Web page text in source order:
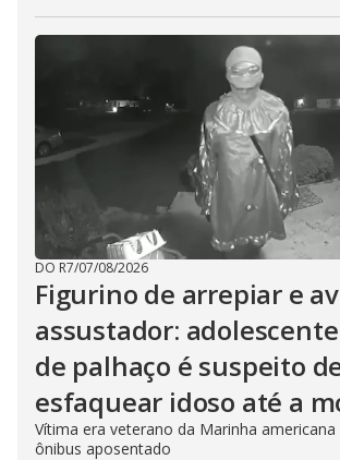
DO R7/07/08/2026
Figurino de arrepiar e
assustador:
de palhaço é suspeito
esfaquear idoso até a
Vítima era veterano da Marinha
ônibus aposentado